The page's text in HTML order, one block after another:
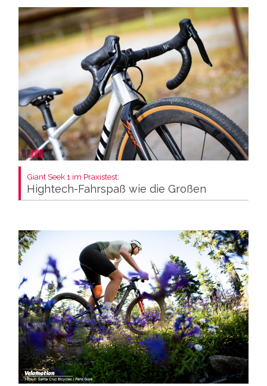
Giant Seek 1 im Praxistest:
Hightech-Fahrspaß wie die Großen